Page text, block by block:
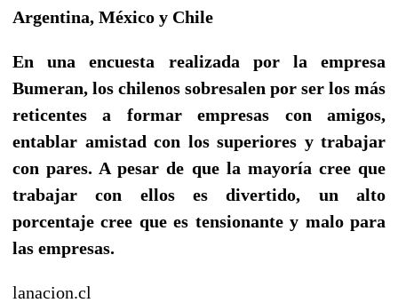
Argentina, México y Chile
En una encuesta realizada por la empresa
Bumeran, los chilenos sobresalen por ser los más
reticentes a formar empresas con amigos,
entablar amistad con los superiores y trabajar
con pares. A pesar de que la mayoría cree que
trabajar con ellos es divertido, un alto
porcentaje cree que es tensionante y malo para
las empresas.
lanacion.cl